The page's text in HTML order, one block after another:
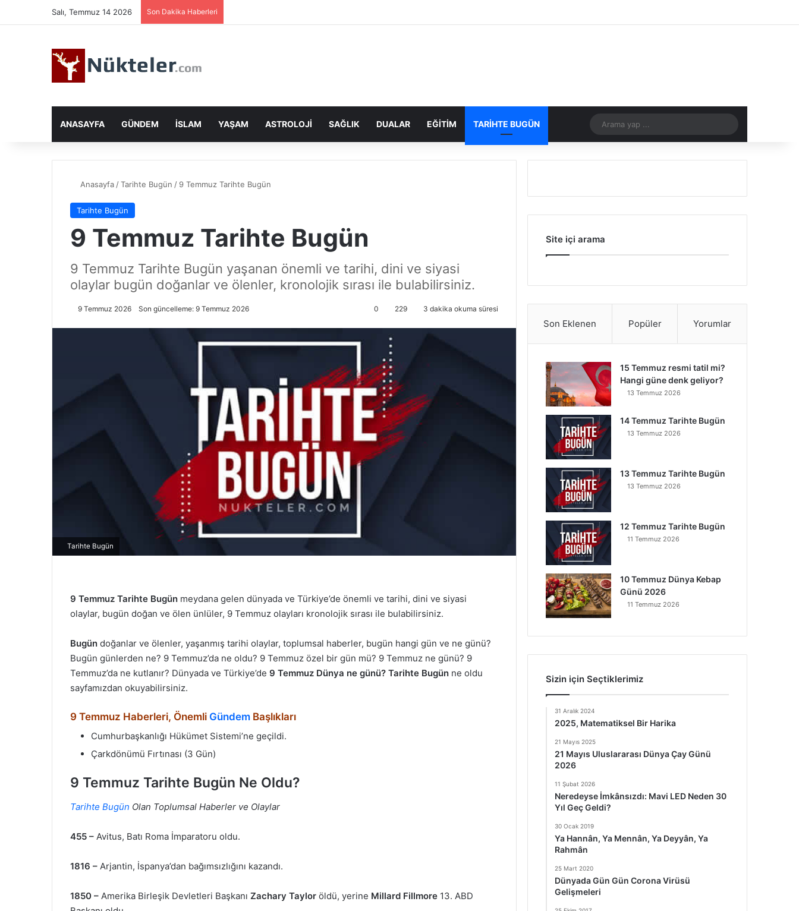
Salı, Temmuz 14 2026 Son Dakika Haberleri
ANASAYFA GÜNDEM İSLAM YAŞAM ASTROLOJI SAĞLIK DUALAR EĞITIM TARIHTE BUGÜN
yap
Anasayfa /Tarihte Bugün / 9 Temmuz Tarihte Bugün
Tarihte Bugün
9 Temmuz Tarihte Bugün
9 Temmuz Tarihte Bugün yaşanan önemli ve tarihi, dini ve siyasi
olaylar bugün doğanlar ve ölenler, kronolojik sırası ile bulabilirsiniz.
9 Temmuz 2026 Son güncelleme: 9 Temmuz 2026 0 229 3 dakika okuma süresi
Tarihte Bugün
9 Temmuz Tarihte Bugün meydana gelen dünyada ve Türkiye’de önemli ve tarihi, dini ve siyasi
olaylar, bugün doğan ve ölen ünlüler, 9 Temmuz olayları kronolojik sırası ile bulabilirsiniz.
Bugün doğanlar ve ölenler, yaşanmış tarihi olaylar, toplumsal haberler, bugün hangi gün ve ne günü?
Bugün günlerden ne? 9 Temmuz’da ne oldu? 9 Temmuz özel bir gün mü? 9 Temmuz ne günü? 9
Temmuz’da ne kutlanır? Dünyada ve Türkiye’de 9 Temmuz Dünya ne günü? Tarihte Bugün ne oldu
sayfamızdan okuyabilirsiniz.
9 Temmuz Haberleri, Önemli Gündem Başlıkları
Cumhurbaşkanlığı Hükümet Sistemi’ne geçildi.
Çarkdönümü Fırtınası (3 Gün)
9 Temmuz Tarihte Bugün Ne Oldu?
Tarihte Bugün Olan Toplumsal Haberler ve Olaylar
455 – Avitus, Batı Roma İmparatoru oldu.
1816 – Arjantin, İspanya’dan bağımsızlığını kazandı.
1850 – Amerika Birleşik Devletleri Başkanı Zachary Taylor öldü, yerine Millard Fillmore 13. ABD
Site içi arama
Son Eklenen Popüler Yorumlar
15 Temmuz resmi tatil mi?
Hangi güne denk geliyor?
13 Temmuz 2026
14 Temmuz Tarihte Bugün
13 Temmuz 2026
13 Temmuz Tarihte Bugün
13 Temmuz 2026
12 Temmuz Tarihte Bugün
11 Temmuz 2026
10 Temmuz Dünya Kebap
Günü 2026
11 Temmuz 2026
Sizin için Seçtiklerimiz
31 Aralık 2024
2025, Matematiksel Bir Harika
21 Mayıs 2025
21 Mayıs Uluslararası Dünya Çay Günü
2026
11 Şubat 2026
Neredeyse İmkânsızdı: Mavi LED Neden 30
Yıl Geç Geldi?
30 Ocak 2019
Ya Hannân, Ya Mennân, Ya Deyyân, Ya
Rahmân
25 Mart 2020
Dünyada Gün Gün Corona Virüsü
Gelişmeleri